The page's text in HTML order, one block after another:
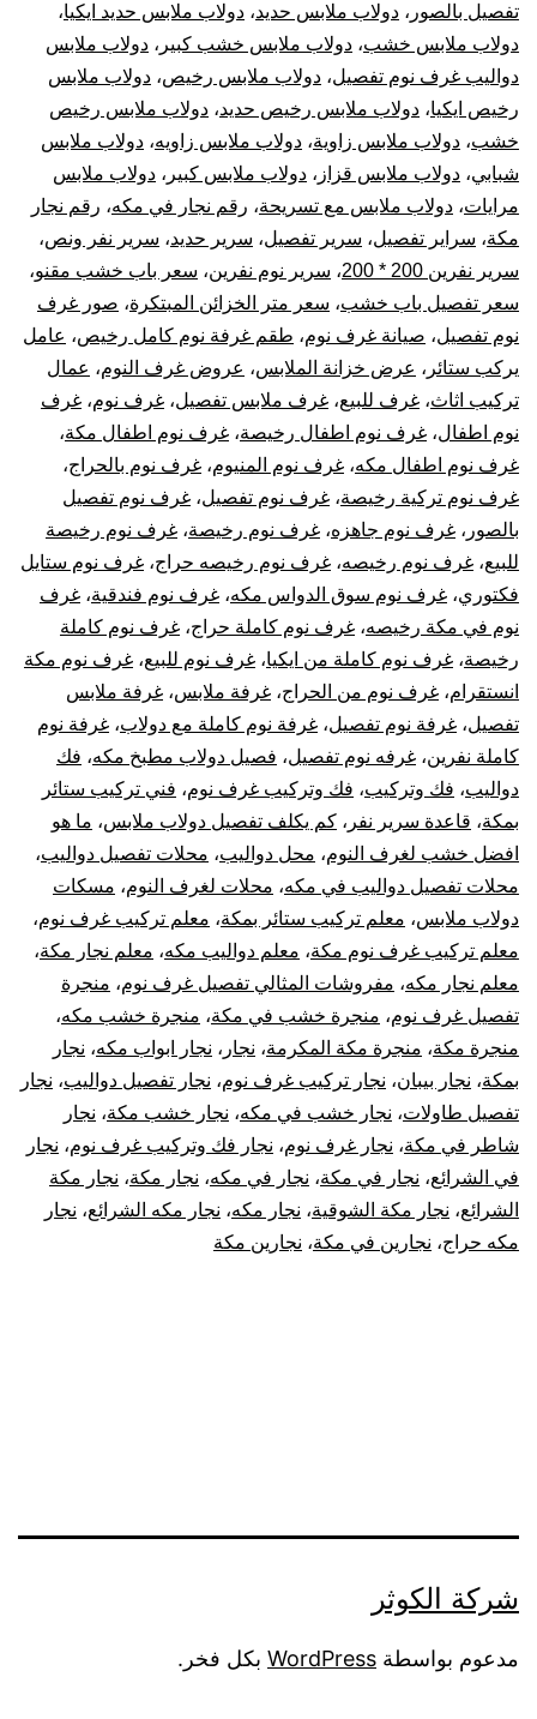
تفصيل بالصور ، دولاب ملابس حديد، دولاب ملابس حديد ايكيا،
دولاب ملابس خشب، دولاب ملابس خشب كبير ، دولاب ملابس
دواليب غرف نوم تفصيل، دولاب ملابس رخيص، دولاب ملابس
رخيص ايكيا، دولاب ملابس رخيص حديد، دولاب ملابس رخيص
خشب، دولاب ملابس زاوية، دولاب ملابس زاويه، دولاب ملابس
شبابي، دولاب ملابس قزاز ، دولاب ملابس كبير ، دولاب ملابس
مرايات، دولاب ملابس مع تسريحة، رقم نجار في مكه، رقم نجار
مكة، سراير تفصيل، سرير تفصيل، سرير حديد، سرير نفر ونص،
سرير نفرين 200 * 200
، سرير نوم نفرين، سعر باب خشب مقنو،
سعر تفصيل باب خشب، سعر متر الخزائن المبتكرة، صور غرف
نوم تفصيل، صيانة غرف نوم، طقم غرفة نوم كامل رخيص، عامل
يركب ستائر ، عرض خزانة الملابس، عروض غرف النوم، عمال
تركيب اثاث، غرف للبيع، غرف ملابس تفصيل، غرف نوم، غرف
نوم اطفال، غرف نوم اطفال رخيصة، غرف نوم اطفال مكة،
غرف نوم اطفال مكه، غرف نوم المنيوم، غرف نوم بالحراج،
غرف نوم تركية رخيصة، غرف نوم تفصيل، غرف نوم تفصيل
بالصور ، غرف نوم جاهزه، غرف نوم رخيصة، غرف نوم رخيصة
للبيع، غرف نوم رخيصه، غرف نوم رخيصه حراج، غرف نوم ستايل
فكتوري، غرف نوم سوق الدواس مكه، غرف نوم فندقية، غرف
نوم في مكة رخيصه، غرف نوم كاملة حراج، غرف نوم كاملة
رخيصة، غرف نوم كاملة من ايكيا، غرف نوم للبيع، غرف نوم مكة
انستقرام، غرف نوم من الحراج، غرفة ملابس، غرفة ملابس
تفصيل، غرفة نوم تفصيل، غرفة نوم كاملة مع دولاب، غرفة نوم
كاملة نفرين، غرفه نوم تفصيل، فصيل دولاب مطبخ مكه، فك
دواليب، فك وتركيب، فك وتركيب غرف نوم، فني تركيب ستائر
بمكة، قاعدة سرير نفر ، كم يكلف تفصيل دولاب ملابس، ما هو
افضل خشب لغرف النوم، محل دواليب، محلات تفصيل دواليب،
محلات تفصيل دواليب في مكه، محلات لغرف النوم، مسكات
دولاب ملابس، معلم تركيب ستائر بمكة، معلم تركيب غرف نوم،
معلم تركيب غرف نوم مكة، معلم دواليب مكه، معلم نجار مكة،
معلم نجار مكه، مفروشات المثالي تفصيل غرف نوم، منجرة
تفصيل غرف نوم، منجرة خشب في مكة، منجرة خشب مكه،
منجرة مكة، منجرة مكة المكرمة، نجار ، نجار ابواب مكه، نجار
بمكة، نجار بيبان، نجار تركيب غرف نوم، نجار تفصيل دواليب، نجار
تفصيل طاولات، نجار خشب في مكه، نجار خشب مكة، نجار
شاطر في مكة، نجار غرف نوم، نجار فك وتركيب غرف نوم، نجار
في الشرائع، نجار في مكة، نجار في مكه، نجار مكة، نجار مكة
الشرائع، نجار مكة الشوقية، نجار مكه، نجار مكه الشرائع، نجار
مكه حراج، نجارين في مكة، نجارين مكة
شركة الكوثر
مدعوم بواسطة WordPress بكل فخر.